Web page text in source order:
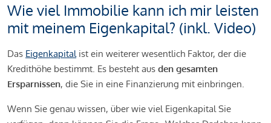
Wie viel Immobilie kann ich mir leisten
mit meinem Eigenkapital? (inkl. Video)
Das Eigenkapitalist ein weiterer wesentlich Faktor, der die
Kredithöhe bestimmt. Es besteht aus den gesamten
Ersparnissen, die Sie in eine Finanzierung mit einbringen.
Wenn Sie genau wissen, über wie viel Eigenkapital Sie